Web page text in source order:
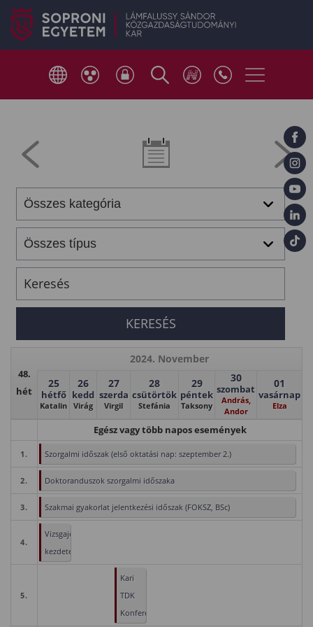
48.
hét
2024. November
25
hétfő
Katalin
26
kedd
Virág
27
szerda
Virgil
28
csütörtök
Stefánia
29
péntek
Taksony
30
szombat
András,
Andor
01
vasárnap
Elza
Egész vagy több napos események
1. Szorgalmi időszak (első oktatási nap: szeptember 2.)
2. Doktoranduszok szorgalmi időszaka
3. Szakmai gyakorlat jelentkezési időszak (FOKSZ, BSc)
4.
Vizsgajelentkezés
kezdete
5.
Kari
TDK
Konferencia